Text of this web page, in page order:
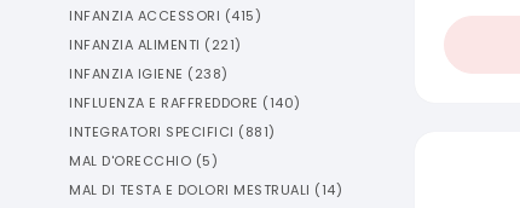
INFANZIA ACCESSORI (415)
INFANZIA ALIMENTI (221)
INFANZIA IGIENE (238)
INFLUENZA E RAFFREDDORE (140)
INTEGRATORI SPECIFICI (881)
MAL D'ORECCHIO (5)
MAL DI TESTA E DOLORI MESTRUALI (14)